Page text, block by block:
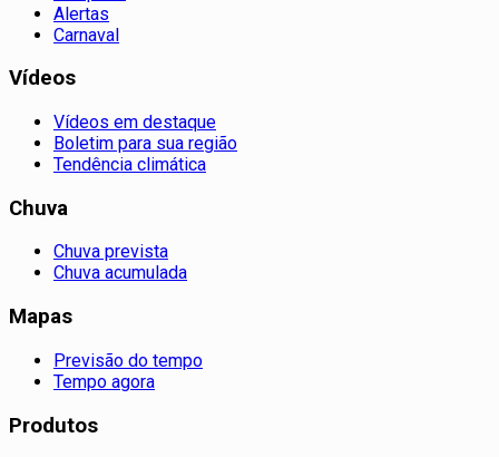
Alertas
Carnaval
Vídeos
Vídeos em destaque
Boletim para sua região
Tendência climática
Chuva
Chuva prevista
Chuva acumulada
Mapas
Previsão do tempo
Tempo agora
Produtos